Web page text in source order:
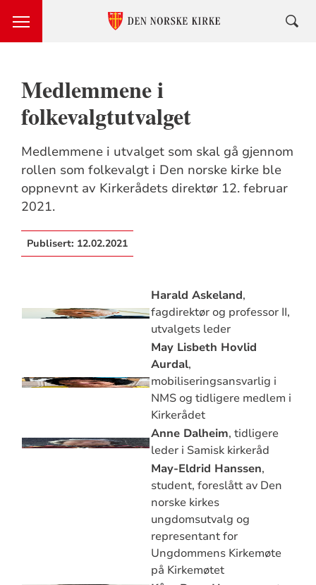
Medlemmene i
folkevalgtutvalget
Medlemmene i utvalget som skal gå gjennom
rollen som folkevalgt i Den norske kirke ble
oppnevnt av Kirkerådets direktør 12. februar
2021.
Publisert: 12.02.2021
Harald Askeland,
fagdirektør og professor II,
utvalgets leder
May Lisbeth Hovlid
Aurdal,
mobiliseringsansvarlig i
NMS og tidligere medlem i
Kirkerådet
Anne Dalheim, tidligere
leder i Samisk kirkeråd
May-Eldrid Hanssen,
student, foreslått av Den
norske kirkes
ungdomsutvalg og
representant for
Ungdommens Kirkemøte
på Kirkemøtet